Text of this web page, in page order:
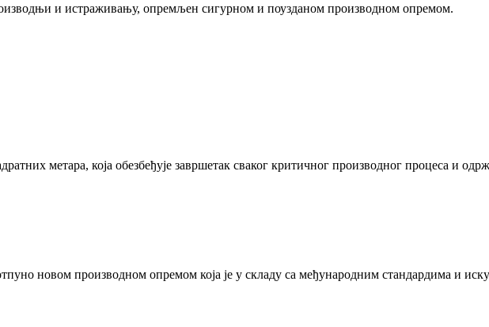
и истраживању, опремљен сигурном и поузданом производном опремом.
метара, која обезбеђује завршетак сваког критичног производног процеса и
новом производном опремом која је у складу са међународним стандардима и